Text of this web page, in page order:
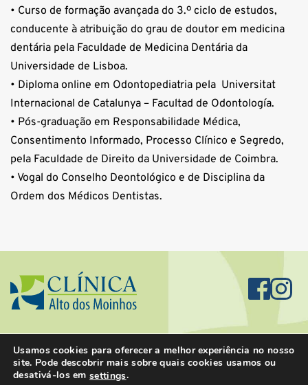
• Curso de formação avançada do 3.º ciclo de estudos,
conducente à atribuição do grau de doutor em medicina
dentária pela Faculdade de Medicina Dentária da
Universidade de Lisboa.
• Diploma online em Odontopediatria pela  Universitat
Internacional de Catalunya – Facultad de Odontología.
• Pós-graduação em Responsabilidade Médica,
Consentimento Informado, Processo Clínico e Segredo,
pela Faculdade de Direito da Universidade de Coimbra.
• Vogal do Conselho Deontológico e de Disciplina da
Ordem dos Médicos Dentistas.
Copyright © 2024-2026 Clínica Alto Dos Moinhos
Livro de Reclamações
Usamos cookies para oferecer a melhor experiência no nosso
site. Pode descobrir mais sobre quais cookies usamos ou
desativá-los emsettings.